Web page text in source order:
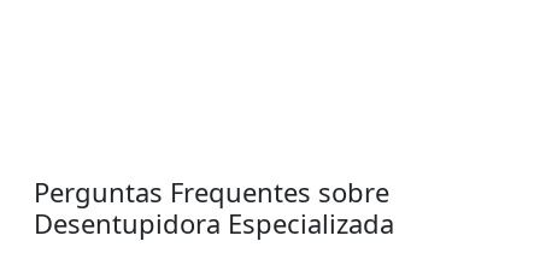
Perguntas Frequentes sobre
Desentupidora Especializada